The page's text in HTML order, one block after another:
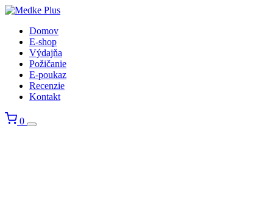
Domov
E-shop
Výdajňa
Požičanie
E-poukaz
Recenzie
Kontakt
0